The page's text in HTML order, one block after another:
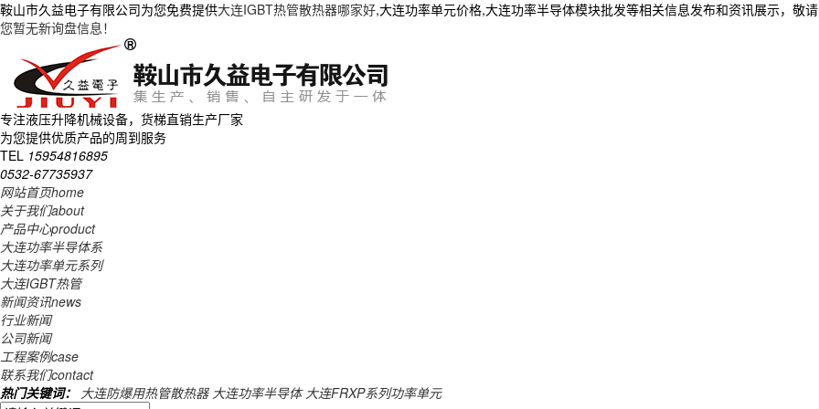
鞍山市久益电子有限公司为您免费提供大连IGBT热管散热器哪家好,大连功率单元价格,大连功率半导体模块批发等相关信息发布和资讯展示，敬
您暂无新询盘信息！
专注液压升降机械设备，货梯直销生产厂家
为您提供优质产品的周到服务
TEL 15954816895
0532-67735937
网站首页home
关于我们about
产品中心product
大连功率半导体系
大连功率单元系列
大连IGBT热管
新闻资讯news
行业新闻
公司新闻
工程案例case
联系我们contact
热门关键词： 大连防爆用热管散热器 大连功率半导体 大连FRXP系列功率单元